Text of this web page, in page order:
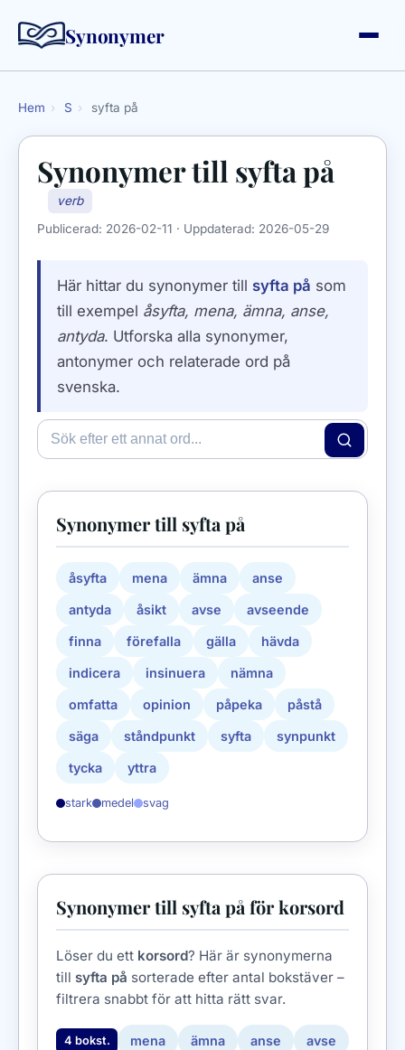
Synonymer
Hem › S › syfta på
Synonymer till syfta på
verb
Publicerad: 2026-02-11 · Uppdaterad: 2026-05-29
Här hittar du synonymer till syfta på som
till exempel åsyfta, mena, ämna, anse,
antyda. Utforska alla synonymer,
antonymer och relaterade ord på
svenska.
Synonymer till syfta på
åsyfta mena ämna anse
antyda åsikt avse avseende
finna förefalla gälla hävda
indicera insinuera nämna
omfatta opinion påpeka påstå
säga ståndpunkt syfta synpunkt
tycka yttra
stark medel svag
Synonymer till syfta på för korsord
Löser du ett korsord? Här är synonymerna
till syfta på sorterade efter antal bokstäver –
filtrera snabbt för att hitta rätt svar.
4 bokst. mena ämna anse avse